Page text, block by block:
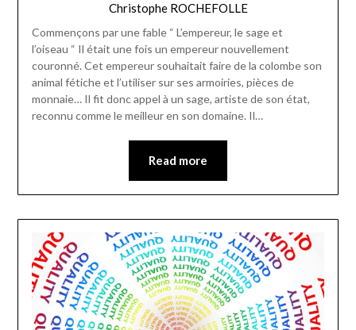
Christophe ROCHEFOLLE
Commençons par une fable “ L’empereur, le sage et
l’oiseau “ Il était une fois un empereur nouvellement
couronné. Cet empereur souhaitait faire de la colombe son
animal fétiche et l’utiliser sur ses armoiries, pièces de
monnaie… Il fit donc appel à un sage, artiste de son état,
reconnu comme le meilleur en son domaine. Il…
Read more